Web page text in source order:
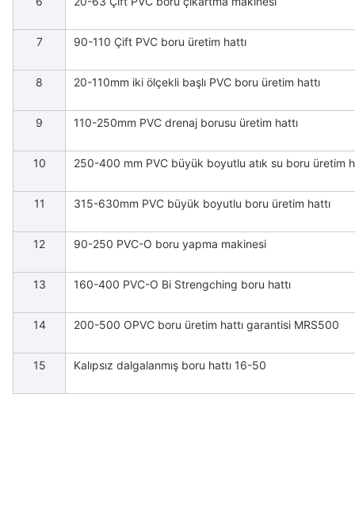
7 90-110 Çift PVC boru üretim hattı
8 20-110mm iki ölçekli başlı PVC boru üretim hattı
9 110-250mm PVC drenaj borusu üretim hattı
10 250-400 mm PVC büyük boyutlu atık su boru üretim
11 315-630mm PVC büyük boyutlu boru üretim hattı
12 90-250 PVC-O boru yapma makinesi
13 160-400 PVC-O Bi Strengching boru hattı
14 200-500 OPVC boru üretim hattı garantisi MRS500
15 Kalıpsız dalgalanmış boru hattı 16-50